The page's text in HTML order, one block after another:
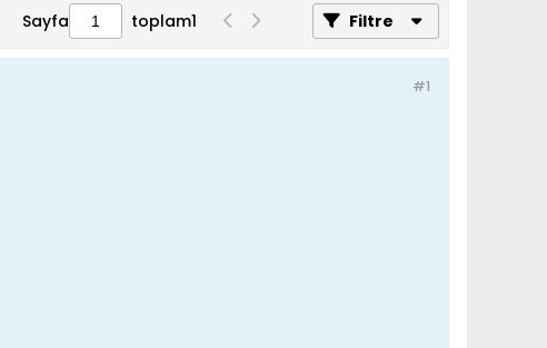
Sayfa toplam1 Filtre
#1